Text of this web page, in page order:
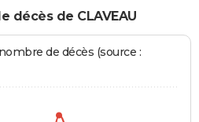
décès de CLAVEAU
de décès (source :